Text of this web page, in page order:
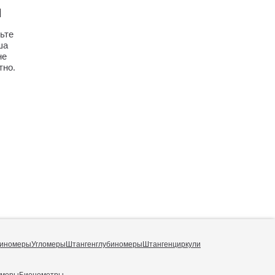
УгломерыШтангенглубиномерыШтангенциркули